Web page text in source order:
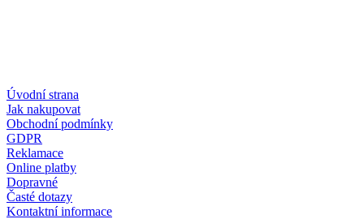
Úvodní strana
Jak nakupovat
Obchodní podmínky
GDPR
Reklamace
Online platby
Dopravné
Časté dotazy
Kontaktní informace